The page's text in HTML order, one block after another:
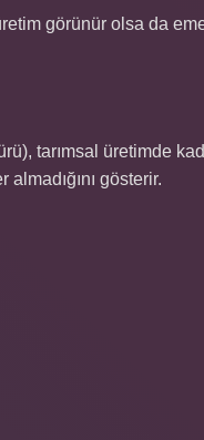
görünür olsa da
tarımsal üretimde
gösterir.